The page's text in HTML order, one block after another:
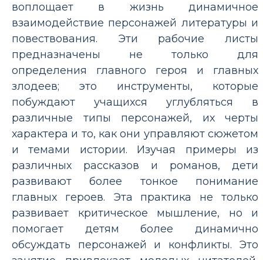
воплощает в жизнь динамичное
взаимодействие персонажей литературы и
повествования. Эти рабочие листы
предназначены не только для
определения главного героя и главных
злодеев; это инструменты, которые
побуждают учащихся углубляться в
различные типы персонажей, их черты
характера и то, как они управляют сюжетом
и темами истории. Изучая примеры из
различных рассказов и романов, дети
развивают более тонкое понимание
главных героев. Эта практика не только
развивает критическое мышление, но и
помогает детям более динамично
обсуждать персонажей и конфликты. Это